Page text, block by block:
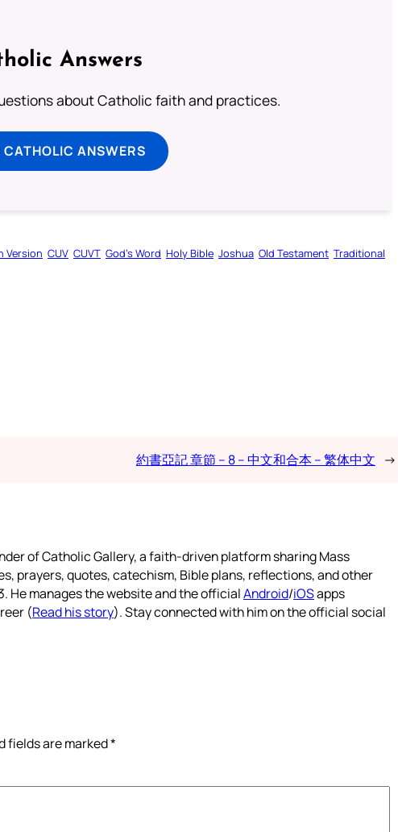
Answers
about Catholic faith and practices.
CATHOLIC ANSWERS
Version CUV CUVT God’s Word Holy Bible Joshua Old Testament Traditional
約書亞記 章節 – 8 – 中文和合本 – 繁体中文 →
of Catholic Gallery, a faith-driven platform sharing Mass
prayers, quotes, catechism, Bible plans, reflections, and other
He manages the website and the officialAndroid/iOSapps
(Read his story). Stay connected with him on the official social
fields are marked*